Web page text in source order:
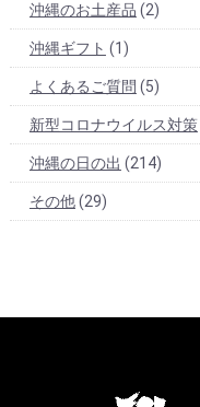
沖縄のお土産品 (2)
沖縄ギフト (1)
よくあるご質問 (5)
新型コロナウイルス対策
沖縄の日の出 (214)
その他(29)